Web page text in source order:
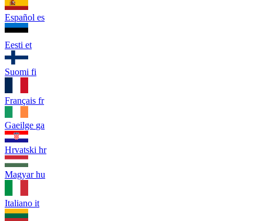
Español es
Eesti et
Suomi fi
Français fr
Gaeilge ga
Hrvatski hr
Magyar hu
Italiano it